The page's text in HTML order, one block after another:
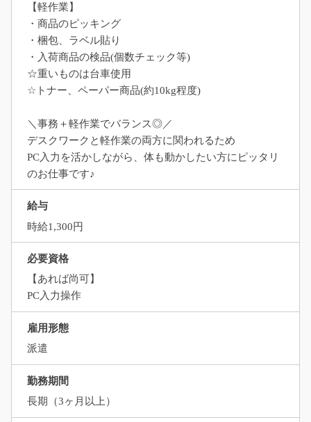
【軽作業】
・商品のピッキング
・梱包、ラベル貼り
・入荷商品の検品(個数チェック等)
☆重いものは台車使用
☆トナー、ペーパー商品(約10kg程度)
＼事務＋軽作業でバランス◎／
デスクワークと軽作業の両方に関われるため
PC入力を活かしながら、体も動かしたい方にピッタリ
のお仕事です♪
給与
時給1,300円
必要資格
【あれば尚可】
PC入力操作
雇用形態
派遣
勤務期間
長期（3ヶ月以上）